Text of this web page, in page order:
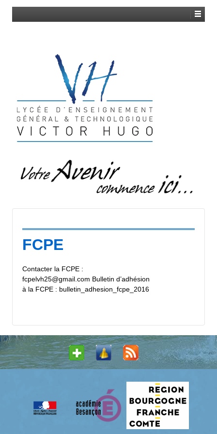
FCPE
Contacter la FCPE :
fcpelvh25@gmail.com Bulletin d’adhésion
à la FCPE : bulletin_adhesion_fcpe_2016